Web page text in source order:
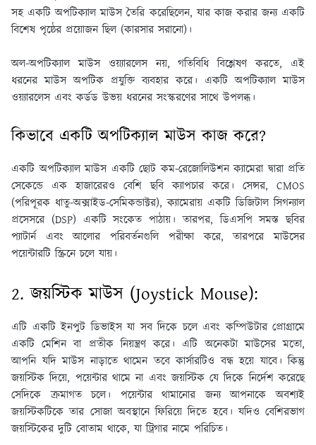
সহ একটি অপটিক্যাল মাউস তৈরি করেছিলেন, যার কাজ করার জন্য একটি
বিশেষ পৃষ্ঠের প্রয়োজন ছিল (কারসার সরানো)।
অল-অপটিক্যাল মাউস ওয়্যারলেস নয়, গতিবিধি বিশ্লেষণ করতে, এই
ধরনের মাউস অপটিক প্রযুক্তি ব্যবহার করে। একটি অপটিক্যাল মাউস
ওয়্যারলেস এবং কর্ডড উভয় ধরনের সংস্করণের সাথে উপলব্ধ।
কিভাবে একটি অপটিক্যাল মাউস কাজ করে?
একটি অপটিক্যাল মাউস একটি ছোট কম-রেজোলিউশন ক্যামেরা দ্বারা প্রতি
সেকেন্ডে এক হাজারেরও বেশি ছবি ক্যাপচার করে। সেন্সর, CMOS
(পরিপূরক ধাতু-অক্সাইড-সেমিকন্ডাক্টর), ক্যামেরায় একটি ডিজিটাল সিগন্যাল
প্রসেসরে (DSP) একটি সংকেত পাঠায়। তারপর, ডিএসপি সমস্ত ছবির
প্যাটার্ন এবং আলোর পরিবর্তনগুলি পরীক্ষা করে, তারপরে মাউসের
পয়েন্টারটি স্ক্রিনে চলে যায়।
2. জয়স্টিক মাউস (Joystick Mouse):
এটি একটি ইনপুট ডিভাইস যা সব দিকে চলে এবং কম্পিউটার প্রোগ্রামে
একটি মেশিন বা প্রতীক নিয়ন্ত্রণ করে। এটি অনেকটা মাউসের মতো,
আপনি যদি মাউস নাড়াতে থামেন তবে কার্সারটিও বন্ধ হয়ে যাবে। কিন্তু
জয়স্টিক দিয়ে, পয়েন্টার থামে না এবং জয়স্টিক যে দিকে নির্দেশ করেছে
সেদিকে ক্রমাগত চলে। পয়েন্টার থামানোর জন্য আপনাকে অবশ্যই
জয়স্টিকটিকে তার সোজা অবস্থানে ফিরিয়ে দিতে হবে। যদিও বেশিরভাগ
জয়স্টিকের দুটি বোতাম থাকে, যা ট্রিগার নামে পরিচিত।